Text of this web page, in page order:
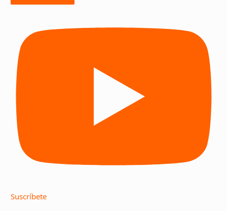
Suscríbete